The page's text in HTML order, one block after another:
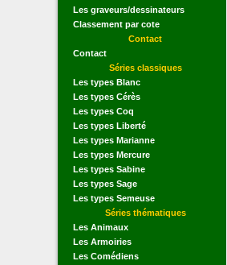
Les graveurs/dessinateurs
Classement par cote
Contact
Contact
Séries classiques
Les types Blanc
Les types Cérès
Les types Coq
Les types Liberté
Les types Marianne
Les types Mercure
Les types Sabine
Les types Sage
Les types Semeuse
Séries thématiques
Les Animaux
Les Armoiries
Les Comédiens